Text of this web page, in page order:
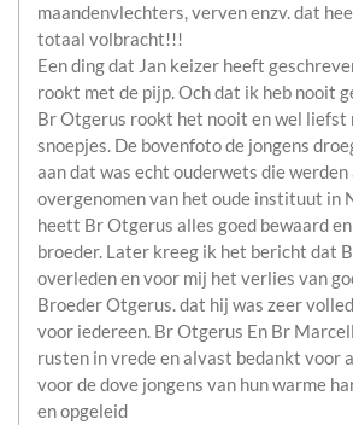
maandenvlechters, verven enzv. dat
totaal volbracht!!!
Een ding dat Jan keizer heeft
rookt met de pijp. Och dat ik heb nooit
Br Otgerus rookt het nooit en wel liefst
snoepjes. De bovenfoto de jongens
aan dat was echt ouderwets die
overgenomen van het oude instituut in
heett Br Otgerus alles goed bewaard
broeder. Later kreeg ik het bericht dat
overleden en voor mij het verlies van
Broeder Otgerus. dat hij was zeer
voor iedereen. Br Otgerus En Br
rusten in vrede en alvast bedankt voor
voor de dove jongens van hun warme
en opgeleid